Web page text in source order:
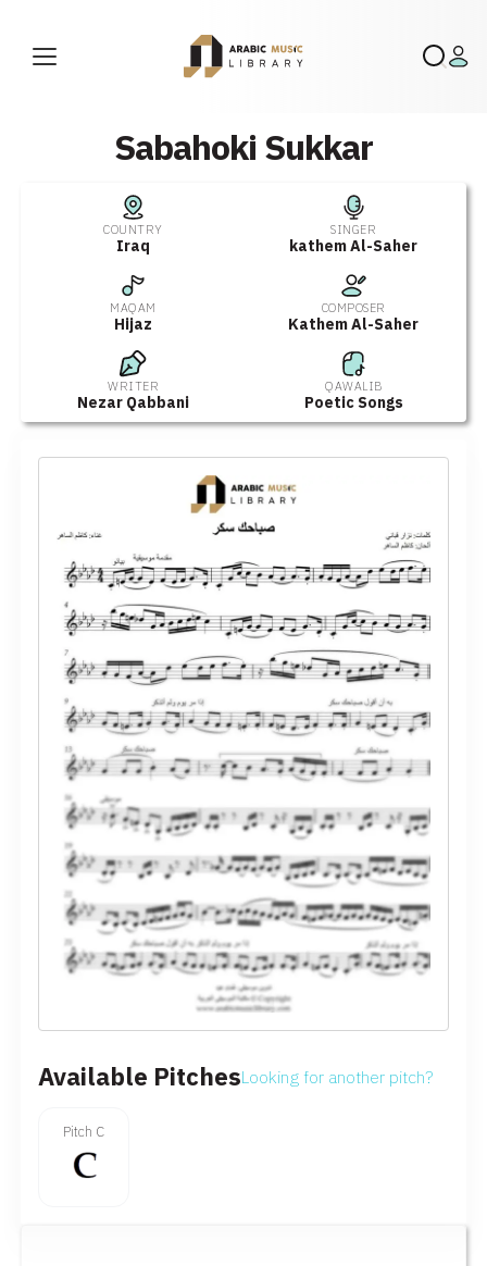
Sabahoki Sukkar
COUNTRY
Iraq
SINGER
kathem Al-Saher
MAQAM
Hijaz
COMPOSER
Kathem Al-Saher
WRITER
Nezar Qabbani
QAWALIB
Poetic Songs
Available PitchesLooking for another pitch?
Pitch C